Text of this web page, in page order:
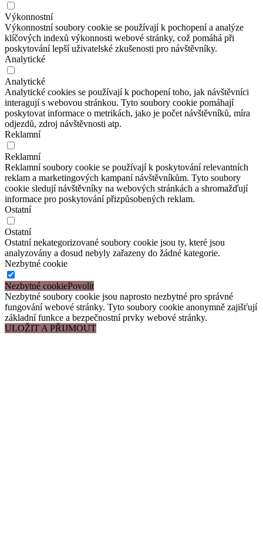
Výkonnostní
Výkonnostní soubory cookie se používají k pochopení a analýze
klíčových indexů výkonnosti webové stránky, což pomáhá při
poskytování lepší uživatelské zkušenosti pro návštěvníky.
Analytické
Analytické
Analytické cookies se používají k pochopení toho, jak návštěvníci
interagují s webovou stránkou. Tyto soubory cookie pomáhají
poskytovat informace o metrikách, jako je počet návštěvníků, míra
odjezdů, zdroj návštěvnosti atp.
Reklamní
Reklamní
Reklamní soubory cookie se používají k poskytování relevantních
reklam a marketingových kampaní návštěvníkům. Tyto soubory
cookie sledují návštěvníky na webových stránkách a shromažďují
informace pro poskytování přizpůsobených reklam.
Ostatní
Ostatní
Ostatní nekategorizované soubory cookie jsou ty, které jsou
analyzovány a dosud nebyly zařazeny do žádné kategorie.
Nezbytné cookie
Nezbytné cookie
Nezbytné soubory cookie jsou naprosto nezbytné pro správné
fungování webové stránky. Tyto soubory cookie anonymně zajišťují
základní funkce a bezpečnostní prvky webové stránky.
ULOŽIT A PŘIJMOUT